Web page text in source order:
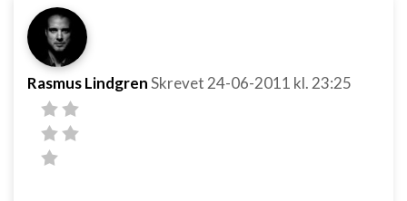
Rasmus LindgrenSkrevet 24-06-2011 kl. 23:25